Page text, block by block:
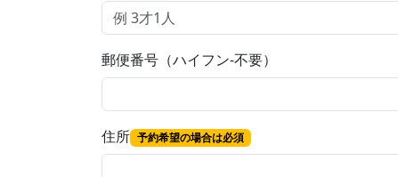
郵便番号（ハイフン-不要）
住所 予約希望の場合は必須